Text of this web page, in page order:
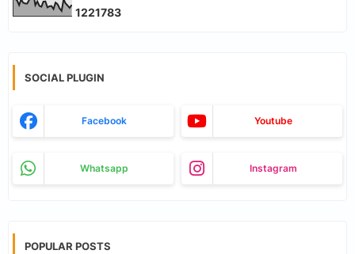
1221783
SOCIAL PLUGIN
Facebook Youtube
Whatsapp Instagram
POPULAR POSTS